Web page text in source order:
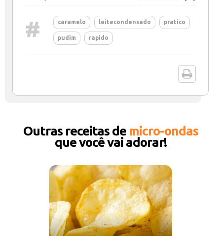
# caramelo leitecondensado pratico
pudim rapido
Outras receitas de micro-ondas
que você vai adorar!